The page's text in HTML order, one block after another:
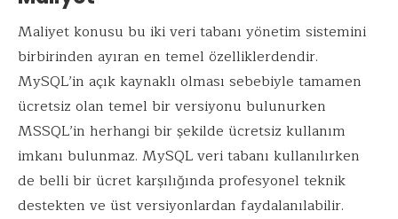
Maliyet konusu bu iki veri tabanı yönetim sistemini
birbirinden ayıran en temel özelliklerdendir.
MySQL’in açık kaynaklı olması sebebiyle tamamen
ücretsiz olan temel bir versiyonu bulunurken
MSSQL’in herhangi bir şekilde ücretsiz kullanım
imkanı bulunmaz. MySQL veri tabanı kullanılırken
de belli bir ücret karşılığında profesyonel teknik
destekten ve üst versiyonlardan faydalanılabilir.